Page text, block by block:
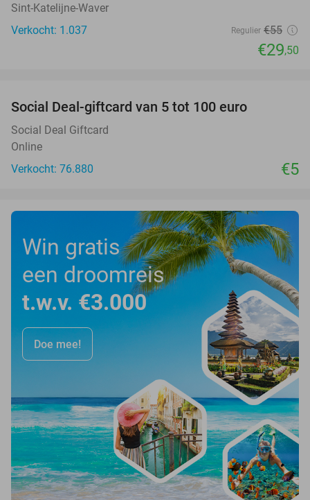
Sint-Katelijne-Waver
Verkocht: 1.037
Regulier €55
€29,50
Social Deal-giftcard van 5 tot 100 euro
Social Deal Giftcard
Online
Verkocht: 76.880
€5
Win gratis
een droomreis
t.w.v. €3.000
Doe mee!